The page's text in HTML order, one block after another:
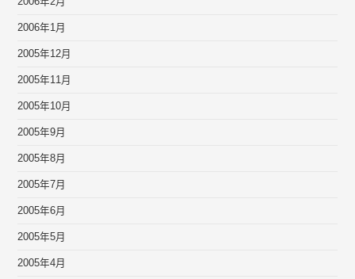
2006年1月
2005年12月
2005年11月
2005年10月
2005年9月
2005年8月
2005年7月
2005年6月
2005年5月
2005年4月